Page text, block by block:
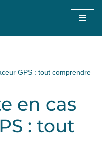
GPS : tout comprendre
en cas
: tout